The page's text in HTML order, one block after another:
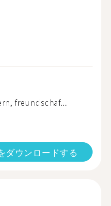
freundschaf...
ダウンロードする